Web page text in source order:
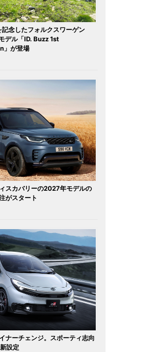
記念したフォルクスワーゲン
デル「ID. Buzz 1st
が登場
スカバリーの2027年モデルの
がスタート
ナーチェンジ。スポーティ志向
設定